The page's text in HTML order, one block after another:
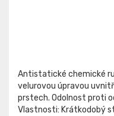
Antistatické chemické
velurovou úpravou
prstech. Odolnost proti
Vlastnosti: Krátkodobý